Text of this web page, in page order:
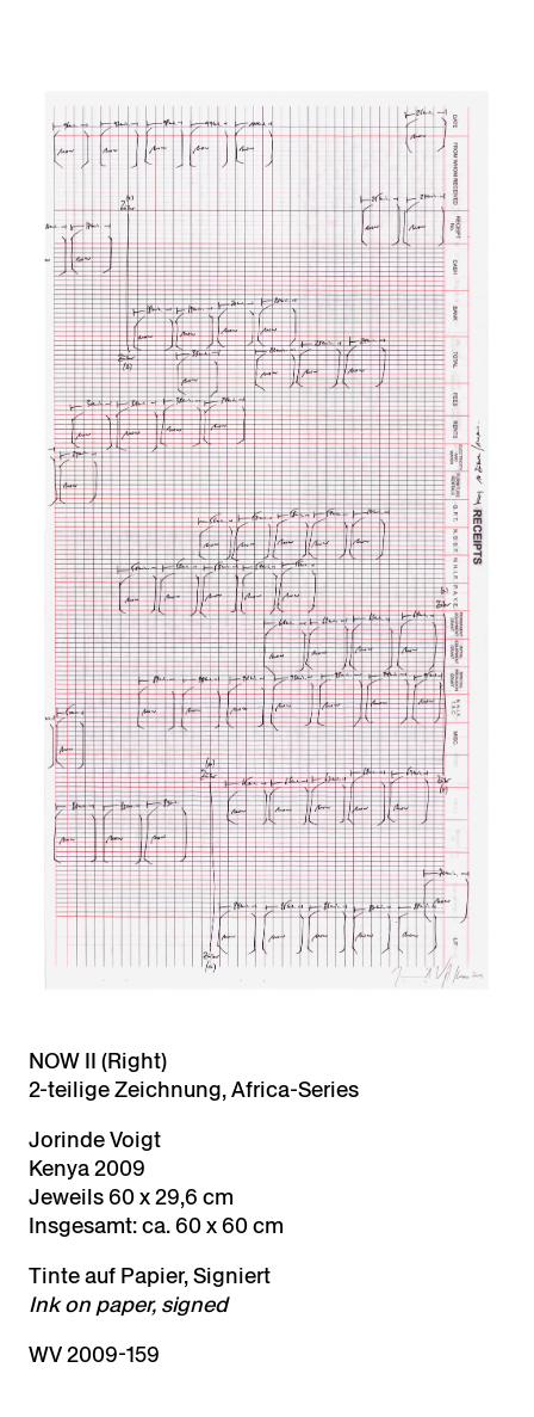
NOW II (Right)
2-teilige Zeichnung, Africa-Series
Jorinde Voigt
Kenya 2009
Jeweils 60 x 29,6 cm
Insgesamt: ca. 60 x 60 cm
Tinte auf Papier, Signiert
Ink on paper, signed
WV 2009-159